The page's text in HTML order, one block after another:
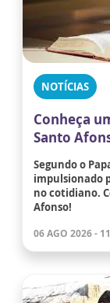
NOTÍCIAS
Conheça
Santo
Segundo o
impulsionado
no cotidiano.
Afonso!
06 AGO 2026 -